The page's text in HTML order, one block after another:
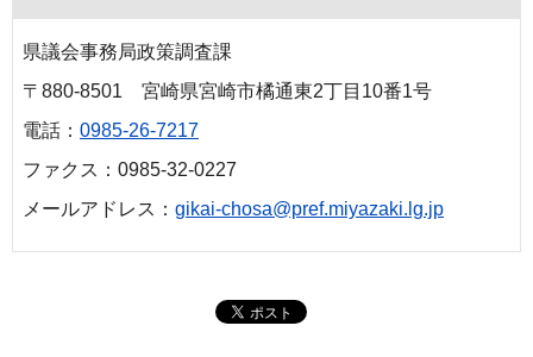
県議会事務局政策調査課
〒880-8501 宮崎県宮崎市橘通東2丁目10番1号
電話： 0985-26-7217
ファクス：0985-32-0227
メールアドレス： gikai-chosa@pref.miyazaki.lg.jp